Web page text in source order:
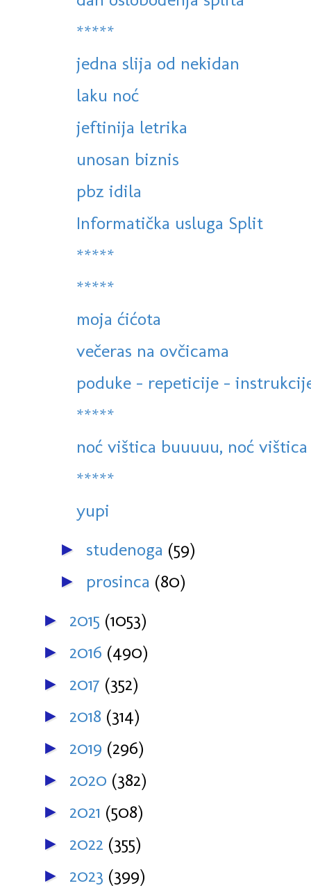
*****
jedna slija od nekidan
laku noć
jeftinija letrika
unosan biznis
pbz idila
Informatička usluga Split
*****
*****
moja ćićota
večeras na ovčicama
poduke - repeticije -
*****
noć vištica buuuuu, noć
*****
yupi
► studenoga (59)
► prosinca (80)
► 2015 (1053)
► 2016 (490)
► 2017 (352)
► 2018 (314)
► 2019 (296)
► 2020 (382)
► 2021 (508)
► 2022 (355)
► 2023 (399)